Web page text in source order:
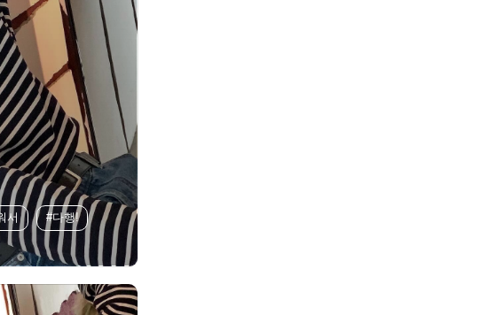
서 #다행!